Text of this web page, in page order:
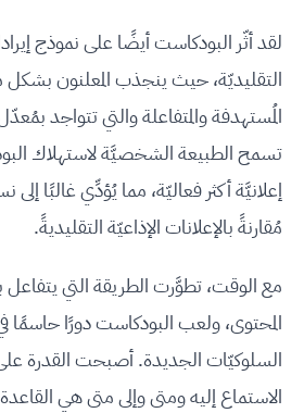
لقد أثّر البودكاست أيضًا على نموذج
التقليديّة، حيث ينجذب المعلنون بشكل
المُستهدفة والمتفاعلة والتي تتواجد
تسمح الطبيعة الشخصيَّة لاستهلاك
إعلانيَّة أكثر فعاليّة، مما يُؤدِّي غالبًا
مُقارنةً بالإعلانات الإذاعيّة التقليديةً.
مع الوقت، تطوَّرت الطريقة التي يتفاعل
المحتوى، ولعب البودكاست دورًا
السلوكيّات الجديدة. أصبحت القدرة على
الاستماع إليه ومتى وإلى متى هي